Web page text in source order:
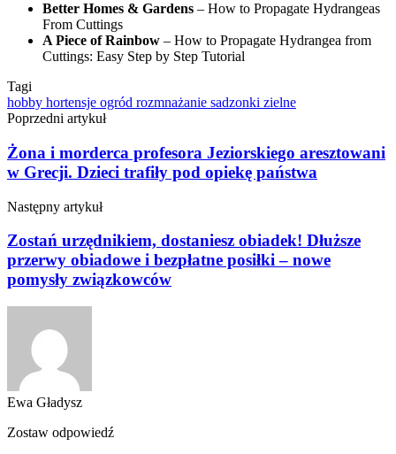
Better Homes & Gardens – How to Propagate Hydrangeas
From Cuttings
A Piece of Rainbow – How to Propagate Hydrangea from
Cuttings: Easy Step by Step Tutorial
Tagi
hobby hortensje ogród rozmnażanie sadzonki zielne
Poprzedni artykuł
Żona i morderca profesora Jeziorskiego aresztowani
w Grecji. Dzieci trafiły pod opiekę państwa
Następny artykuł
Zostań urzędnikiem, dostaniesz obiadek! Dłuższe
przerwy obiadowe i bezpłatne posiłki – nowe
pomysły związkowców
Ewa Gładysz
Zostaw odpowiedź